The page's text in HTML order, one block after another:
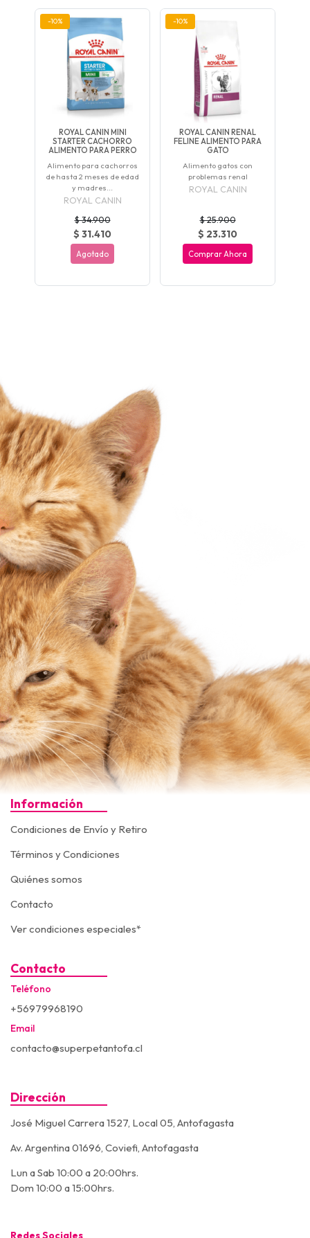
-10%
ROYAL CANIN MINI
STARTER CACHORRO
ALIMENTO PARA PERRO
Alimento para cachorros
de hasta 2 meses de edad
y madres...
ROYAL CANIN
$ 34.900
$ 31.410
Agotado
-10%
ROYAL CANIN RENAL
FELINE ALIMENTO PARA
GATO
Alimento gatos con
problemas renal
ROYAL CANIN
$ 25.900
$ 23.310
Comprar Ahora
Información
Condiciones de Envío y Retiro
Términos y Condiciones
Quiénes somos
Contacto
Ver condiciones especiales*
Contacto
Teléfono
+56979968190
Email
contacto@superpetantofa.cl
Dirección
José Miguel Carrera 1527, Local 05, Antofagasta
Av. Argentina 01696, Coviefi, Antofagasta
Lun a Sab 10:00 a 20:00hrs.
Dom 10:00 a 15:00hrs.
Redes Sociales